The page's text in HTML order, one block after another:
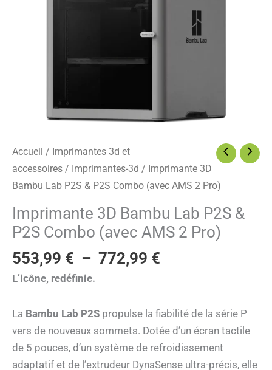
Accueil / Imprimantes 3d et
accessoires / Imprimantes-3d / Imprimante 3D
Bambu Lab P2S & P2S Combo (avec AMS 2 Pro)
Imprimante 3D Bambu Lab P2S &
P2S Combo (avec AMS 2 Pro)
553,99 € – 772,99 €
L’icône, redéfinie.
La Bambu Lab P2S propulse la fiabilité de la série P
vers de nouveaux sommets. Dotée d’un écran tactile
de 5 pouces, d’un système de refroidissement
adaptatif et de l’extrudeur DynaSense ultra-précis, elle